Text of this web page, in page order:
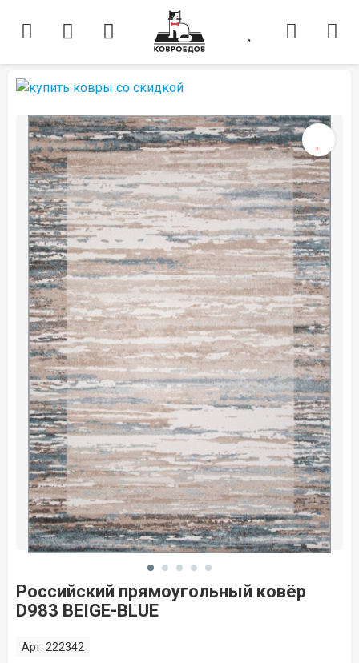
Российский прямоугольный ковёр
D983 BEIGE-BLUE
Арт. 222342